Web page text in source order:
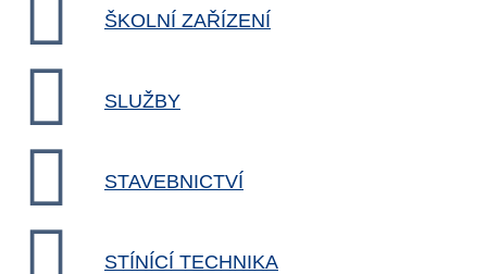
ŠKOLNÍ ZAŘÍZENÍ
SLUŽBY
STAVEBNICTVÍ
STÍNÍCÍ TECHNIKA